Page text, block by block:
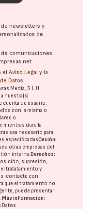
newsletters y
de
comunicaciones
elAviso Legal y la
Datos
Media, S.L.U.
nuestra(s)
cuenta de usuario.
con la misma o
o
mientras dure la
sea necesario para
especificadasCesión:
a otras empresas del
interna.Derechos:
supresión,
tratatamiento y
contacte con
que el tratamiento no
puede presentar
.Más información:
Datos